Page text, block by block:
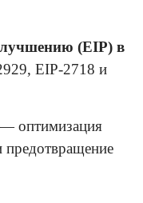
(EIP) в
EIP-2718 и
оптимизация
предотвращение